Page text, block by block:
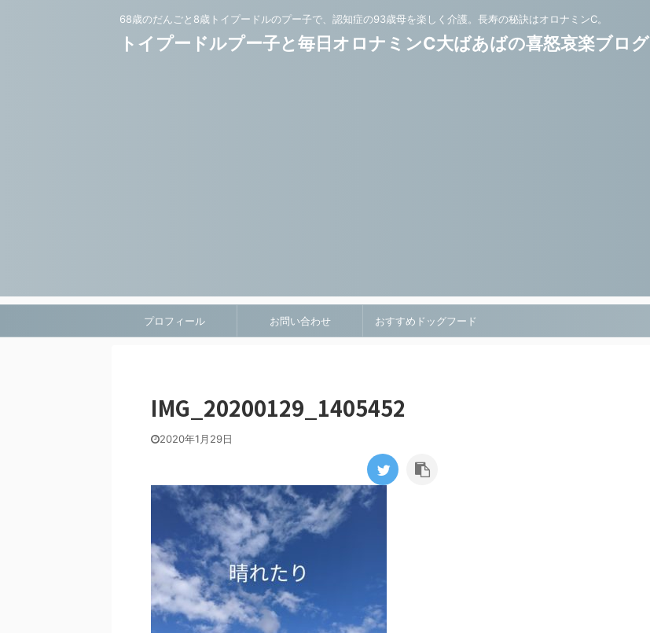
68歳のだんごと8歳トイプードルのプー子で、認知症の93歳母を楽しく介護。長寿の秘訣はオロナミンC。
トイプードルプー子と毎日オロナミンC大ばあばの喜怒哀楽ブログ
プロフィール お問い合わせ おすすめドッグフード
IMG_20200129_1405452
2020年1月29日